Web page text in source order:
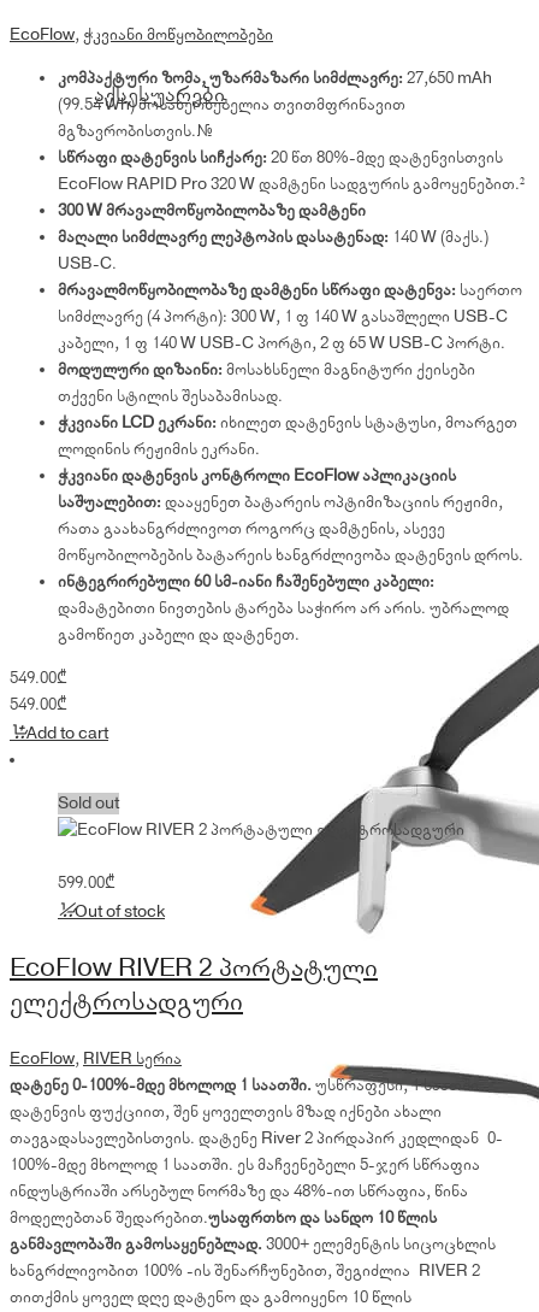
აქსესუარები
EcoFlow, ჭკვიანი მოწყობილობები
კომპაქტური ზომა, უზარმაზარი სიმძლავრე: 27,650 mAh
(99.54 Wh) მოსახერხებელია თვითმფრინავით
მგზავრობისთვის.¹
სწრაფი დატენვის სიჩქარე: 20 წთ 80%-მდე დატენვისთვის
EcoFlow RAPID Pro 320 W დამტენი სადგურის გამოყენებით.²
300 W მრავალმოწყობილობაზე დამტენი
მაღალი სიმძლავრე ლეპტოპის დასატენად: 140 W (მაქს.)
USB-C.
მრავალმოწყობილობაზე დამტენი სწრაფი დატენვა: საერთო
სიმძლავრე (4 პორტი): 300 W, 1 × 140 W გასაშლელი USB-C
კაბელი, 1 × 140 W USB-C პორტი, 2 × 65 W USB-C პორტი.
მოდულური დიზაინი: მოსახსნელი მაგნიტური ქეისები
თქვენი სტილის შესაბამისად.
ჭკვიანი LCD ეკრანი: იხილეთ დატენვის სტატუსი, მოარგეთ
ლოდინის რეჟიმის ეკრანი.
ჭკვიანი დატენვის კონტროლი EcoFlow აპლიკაციის
საშუალებით: დააყენეთ ბატარეის ოპტიმიზაციის რეჟიმი,
რათა გაახანგრძლივოთ როგორც დამტენის, ასევე
მოწყობილობების ბატარეის ხანგრძლივობა დატენვის დროს.
ინტეგრირებული 60 სმ-იანი ჩაშენებული კაბელი:
დამატებითი ნივთების ტარება საჭირო არ არის. უბრალოდ
გამოწიეთ კაბელი და დატენეთ.
549.00₾
549.00₾
Add to cart
Sold out
599.00₾
Out of stock
EcoFlow RIVER 2 პორტატული
ელექტროსადგური
EcoFlow, RIVER სერია
დატენე 0-100%-მდე მხოლოდ 1 საათში. უსწრაფესი, 1 საათში
დატენვის ფუქციით, შენ ყოველთვის მზად იქნები ახალი
თავგადასავლებისთვის. დატენე River 2 პირდაპირ კედლიდან 0-
100%-მდე მხოლოდ 1 საათში. ეს მაჩვენებელი 5-ჯერ სწრაფია
ინდუსტრიაში არსებულ ნორმაზე და 48%-ით სწრაფია, წინა
მოდელებთან შედარებით.უსაფრთხო და სანდო 10 წლის
განმავლობაში გამოსაყენებლად. 3000+ ელემენტის სიცოცხლის
ხანგრძლივობით 100% -ის შენარჩუნებით, შეგიძლია RIVER 2
თითქმის ყოველ დღე დატენო და გამოიყენო 10 წლის